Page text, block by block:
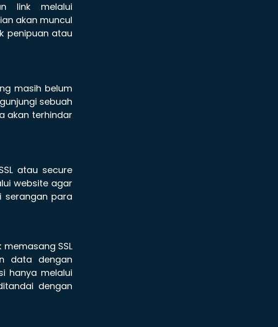
link melalui
akan muncul
penipuan atau
masih belum
sebuah
akan terhindar
atau secure
website agar
serangan para
SSL
data dengan
hanya melalui
dengan